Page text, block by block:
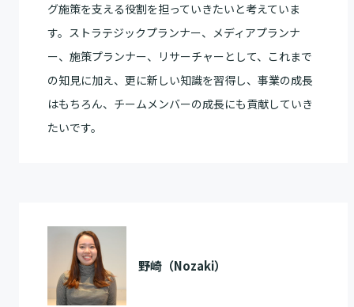
グ施策を支える役割を担っていきたいと考えていま
す。ストラテジックプランナー、メディアプランナ
ー、施策プランナー、リサーチャーとして、これまで
の知見に加え、更に新しい知識を習得し、事業の成長
はもちろん、チームメンバーの成長にも貢献していき
たいです。
野崎（Nozaki）